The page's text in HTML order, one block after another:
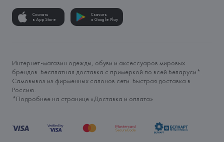
Скачать
в App Store
Скачать
в Google Play
Интернет-магазин одежды, обуви и аксессуаров мировых
брендов. Бесплатная доставка с примеркой по всей Беларуси*.
Самовывоз из фирменных салонов сети. Быстрая доставка в
Россию.
*Подробнее на странице «Доставка и оплата»